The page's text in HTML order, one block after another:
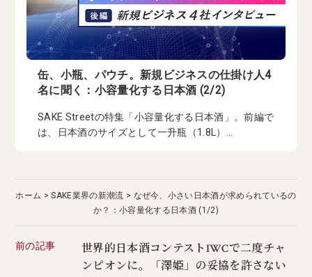
缶、小瓶、パウチ。新規ビジネスの仕掛け人4
名に聞く：小容量化する日本酒 (2/2)
SAKE Streetの特集「小容量化する日本酒」。前編で
は、日本酒のサイズとして一升瓶（1.8L）...
ホーム SAKE業界の新潮流
なぜ今、小さい日本酒が求められているの
か？：小容量化する日本酒 (1/2)
前の記事
世界的日本酒コンテストIWCで二度チャ
ンピオンに。「澤姫」の妥協を許さない